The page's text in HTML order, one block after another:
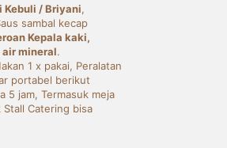
Kebuli / Briyani,
sambal kecap
Kepala kaki,
mineral.
1 x pakai, Peralatan
portabel berikut
5 jam, Termasuk meja
Catering bisa